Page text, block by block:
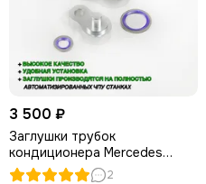
3 500 ₽
Заглушки трубок
кондиционера Mercedes
W447
2